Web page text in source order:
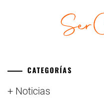
CATEGORÍAS
+ Noticias